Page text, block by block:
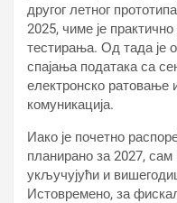
другог летног
2025, чиме је
тестирања. Од тада је
спајања података са
електронско ратовање
комуникација.
Иако је почетно
планирано за 2027, сам
укључујући и
Истовремено, за